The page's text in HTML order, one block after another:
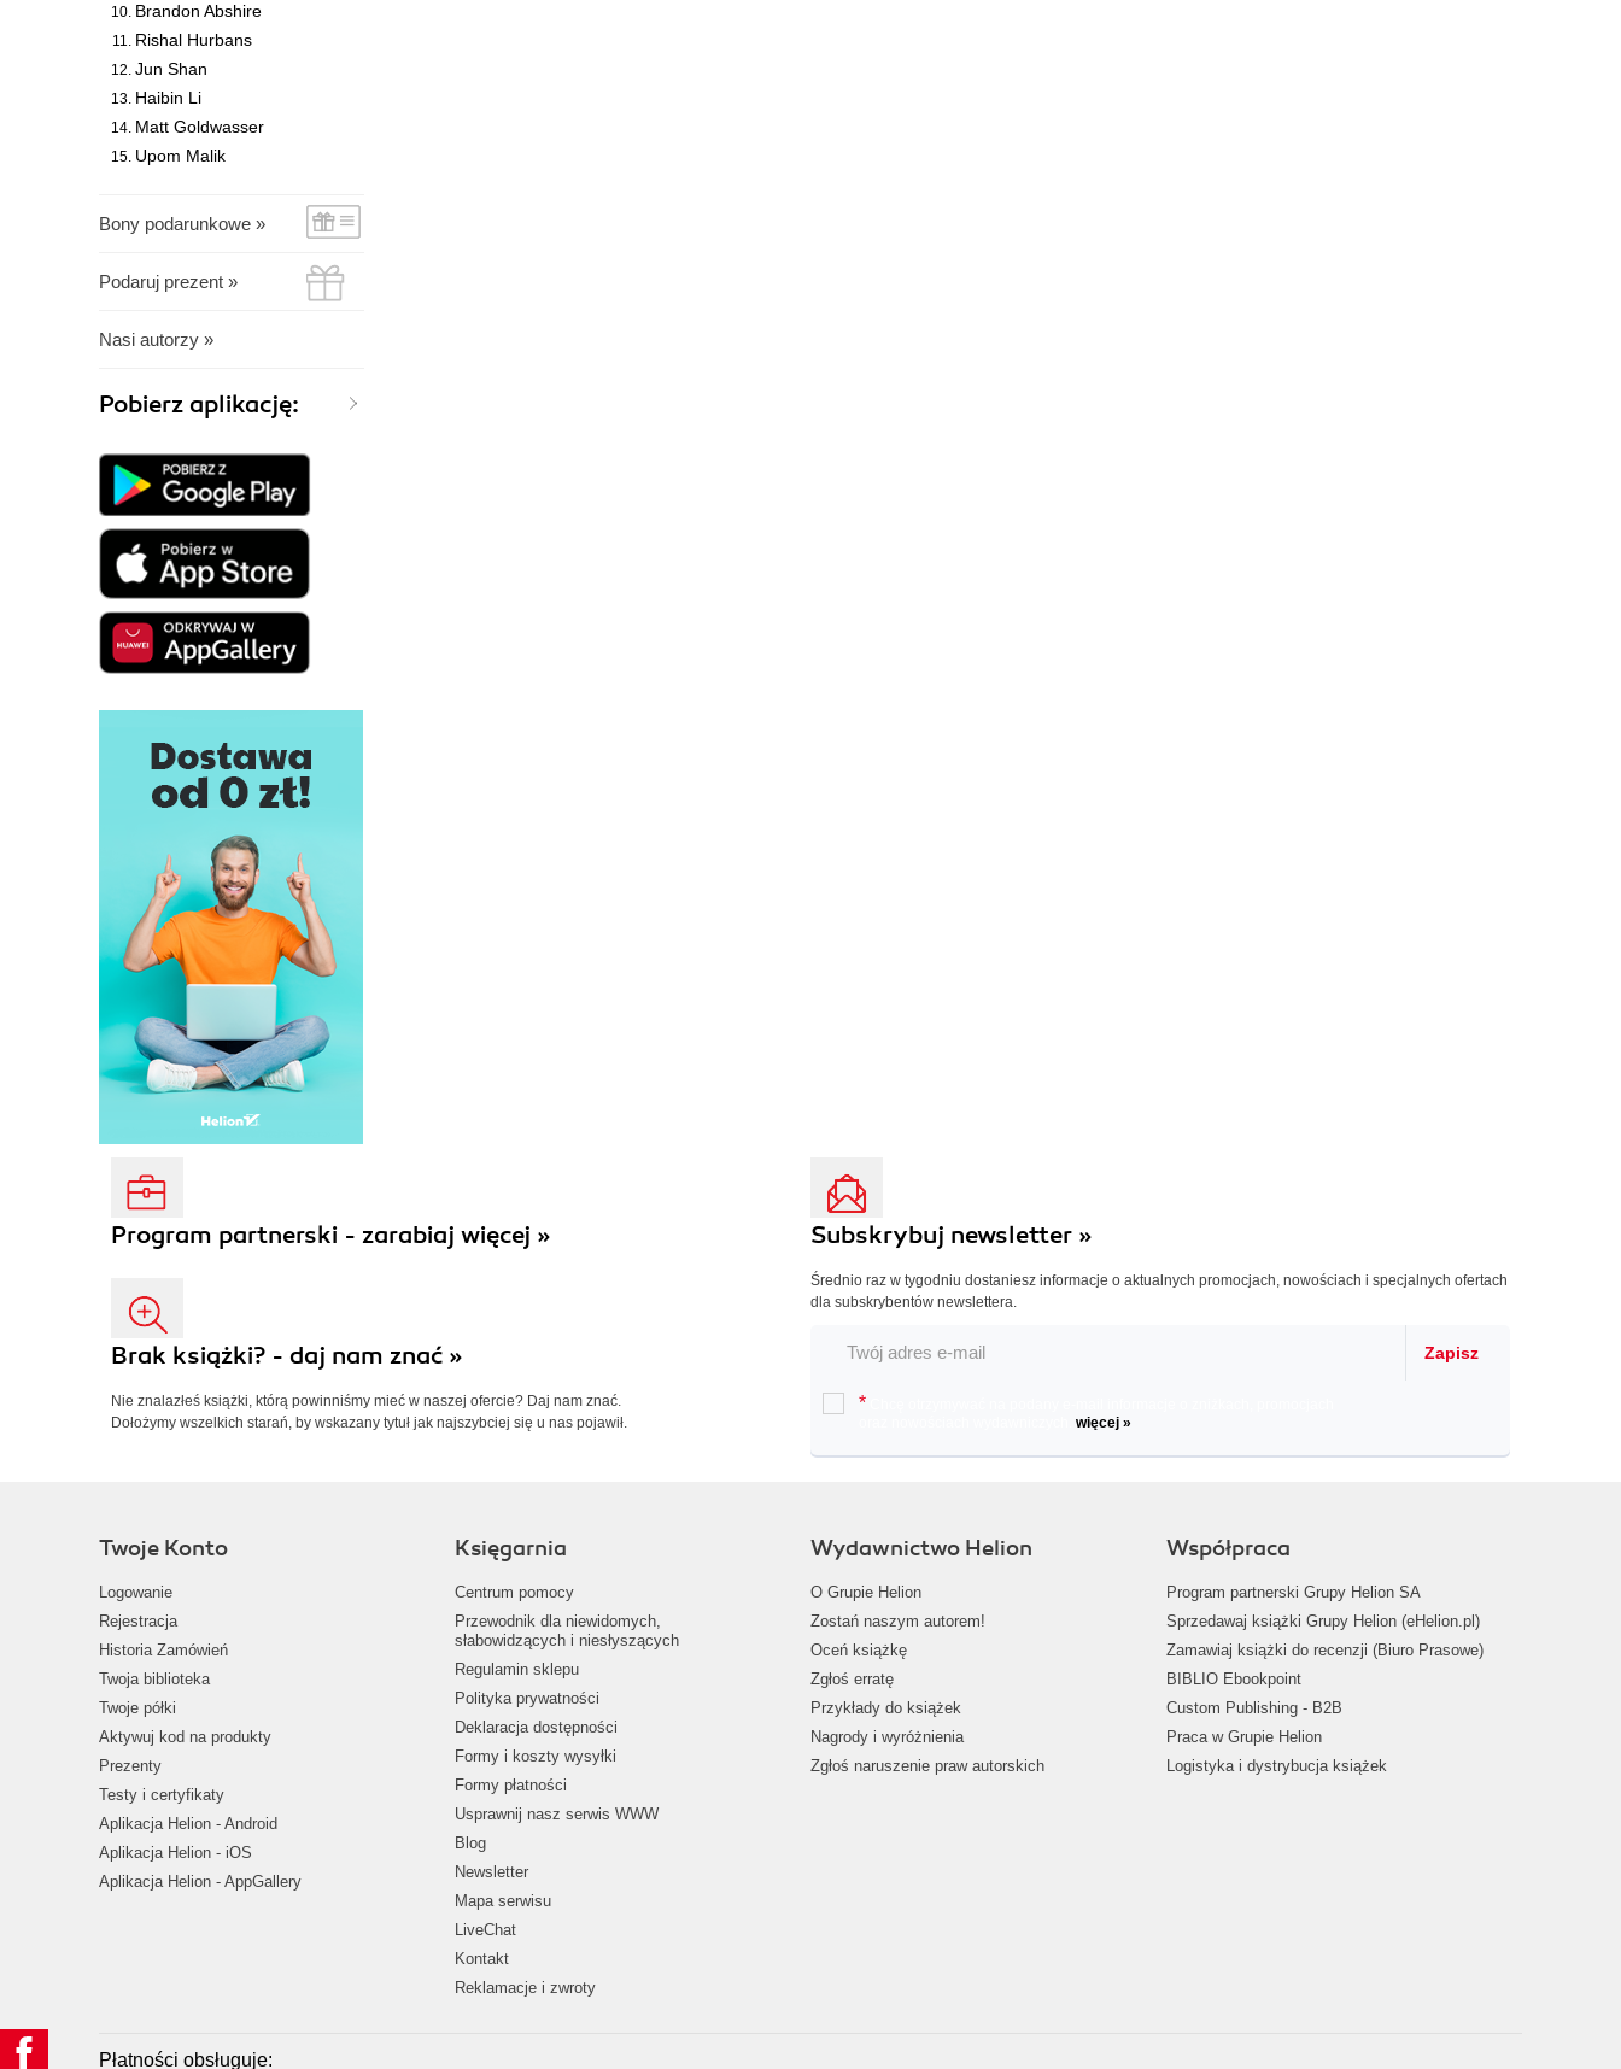
Brandon Abshire
Rishal Hurbans
Jun Shan
Haibin Li
Matt Goldwasser
Upom Malik
Bony podarunkowe »
Podaruj prezent »
Nasi autorzy »
Pobierz aplikację:
Program partnerski - zarabiaj więcej »
Brak książki? - daj nam znać »
Nie znalazłeś książki, którą powinniśmy mieć w naszej ofercie? Daj nam znać.
Dołożymy wszelkich starań, by wskazany tytuł jak najszybciej się u nas pojawił.
Subskrybuj newsletter »
Średnio raz w tygodniu dostaniesz informacje o aktualnych promocjach, nowościach i specjalnych ofertach
dla subskrybentów newslettera.
Zapisz
*
więcej »
Twoje Konto
Logowanie
Rejestracja
Historia Zamówień
Twoja biblioteka
Twoje półki
Aktywuj kod na produkty
Prezenty
Testy i certyfikaty
Aplikacja Helion - Android
Aplikacja Helion - iOS
Aplikacja Helion - AppGallery
Księgarnia
Centrum pomocy
Przewodnik dla niewidomych,
słabowidzących i niesłyszących
Regulamin sklepu
Polityka prywatności
Deklaracja dostępności
Formy i koszty wysyłki
Formy płatności
Usprawnij nasz serwis WWW
Blog
Newsletter
Mapa serwisu
LiveChat
Kontakt
Reklamacje i zwroty
Wydawnictwo Helion
O Grupie Helion
Zostań naszym autorem!
Oceń książkę
Zgłoś erratę
Przykłady do książek
Nagrody i wyróżnienia
Zgłoś naruszenie praw autorskich
Współpraca
Program partnerski Grupy Helion SA
Sprzedawaj książki Grupy Helion (eHelion.pl)
Zamawiaj książki do recenzji (Biuro Prasowe)
BIBLIO Ebookpoint
Custom Publishing - B2B
Praca w Grupie Helion
Logistyka i dystrybucja książek
Płatności obsługuje: